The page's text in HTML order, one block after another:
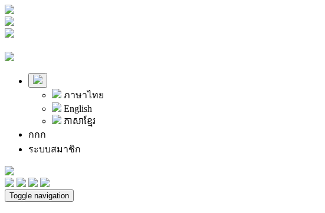
ภาษาไทย
English
ភាសាខ្មែរ
กกก
ระบบสมาชิก
Toggle navigation